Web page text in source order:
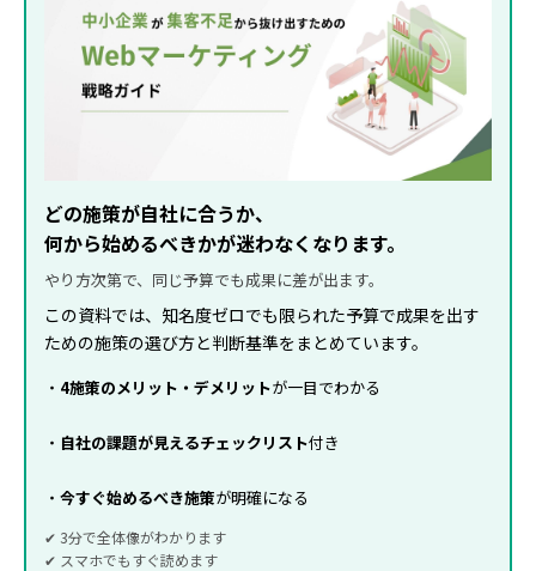
どの施策が自社に合うか、
何から始めるべきかが迷わなくなります。
やり方次第で、同じ予算でも成果に差が出ます。
この資料では、知名度ゼロでも限られた予算で成果を出す
ための施策の選び方と判断基準をまとめています。
・ 4施策のメリット・デメリットが一目でわかる
・ 自社の課題が見えるチェックリスト付き
・ 今すぐ始めるべき施策が明確になる
✔ 3分で全体像がわかります
✔ スマホでもすぐ読めます